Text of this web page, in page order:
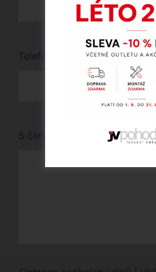
Telefon
S čím vám můžeme pomoci?